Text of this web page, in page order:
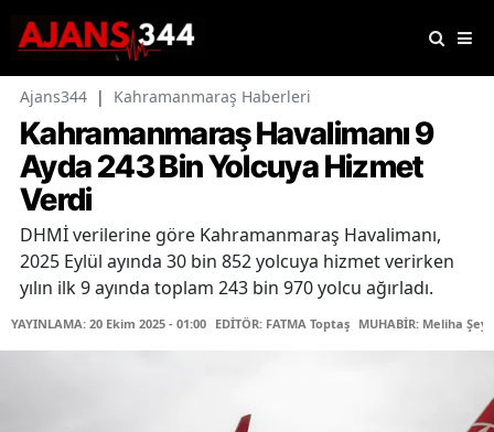
Ajans344 | Kahramanmaraş Haberleri
Kahramanmaraş Havalimanı 9
Ayda 243 Bin Yolcuya Hizmet
Verdi
DHMİ verilerine göre Kahramanmaraş Havalimanı,
2025 Eylül ayında 30 bin 852 yolcuya hizmet verirken
yılın ilk 9 ayında toplam 243 bin 970 yolcu ağırladı.
YAYINLAMA: 20 Ekim 2025 - 01:00 EDİTÖR: FATMA Toptaş MUHABİR: Meliha